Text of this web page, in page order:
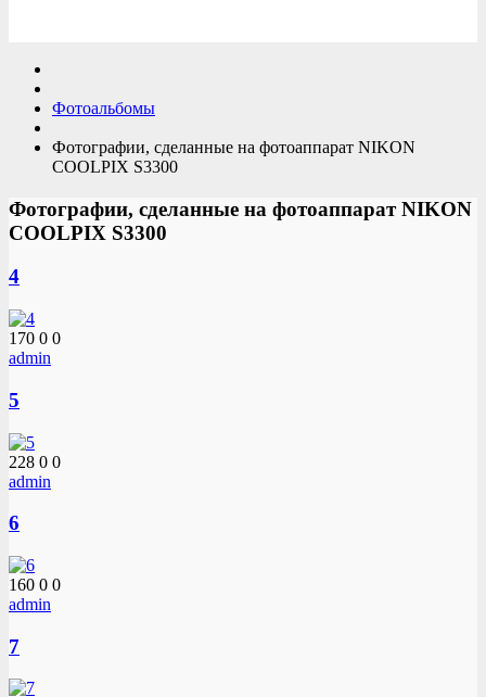
Фотоальбомы
Фотографии, сделанные на фотоаппарат NIKON
COOLPIX S3300
Фотографии, сделанные на фотоаппарат NIKON
COOLPIX S3300
4
170 0 0
admin
5
228 0 0
admin
6
160 0 0
admin
7